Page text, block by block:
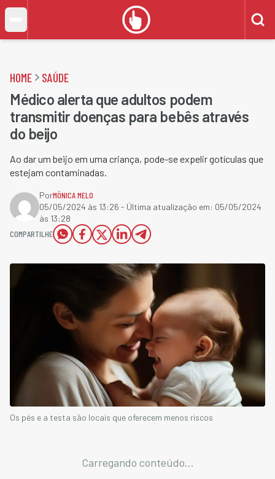
HOME SAÚDE
Médico alerta que adultos podem
transmitir doenças para bebês através
do beijo
Ao dar um beijo em uma criança, pode-se expelir gotículas que
estejam contaminadas.
PorMÔNICA MELO
05/05/2024 às 13:26 - Última atualização em: 05/05/2024
às 13:28
COMPARTILHE
Os pés e a testa são locais que oferecem menos riscos
Carregando conteúdo...